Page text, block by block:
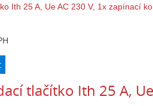
tlačítko Ith 25 A,